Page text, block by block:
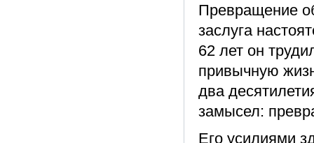
Превращение
заслуга
62 лет он
привычную
два
замысел:
Его усилиями